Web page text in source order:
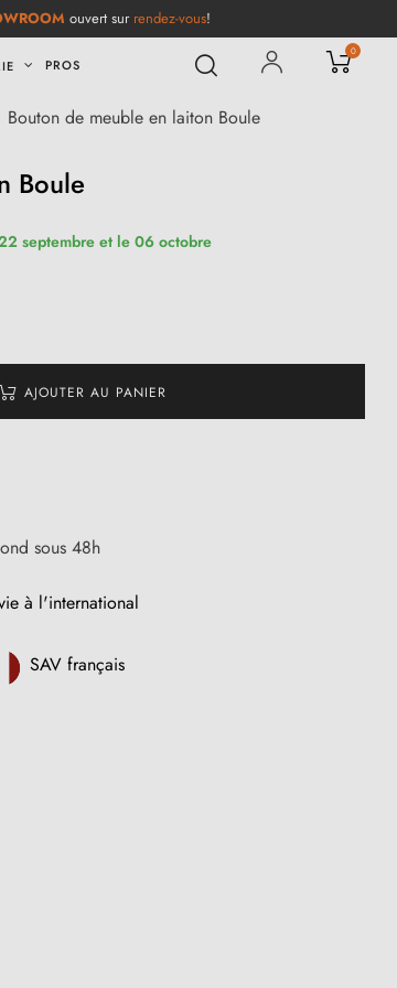
ouvert sur rendez-vous!
PROS
0
Bouton de meuble en laiton Boule
Boule
septembre et le 06 octobre
AJOUTER AU PANIER
sous 48h
à l'international
SAV français